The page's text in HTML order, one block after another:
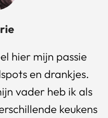
hier mijn passie
en drankjes.
vader heb ik als
keukens